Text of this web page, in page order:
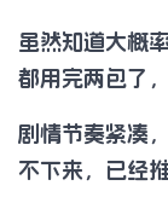
虽然知道大概
都用完两包了
剧情节奏紧凑
不下来，已经